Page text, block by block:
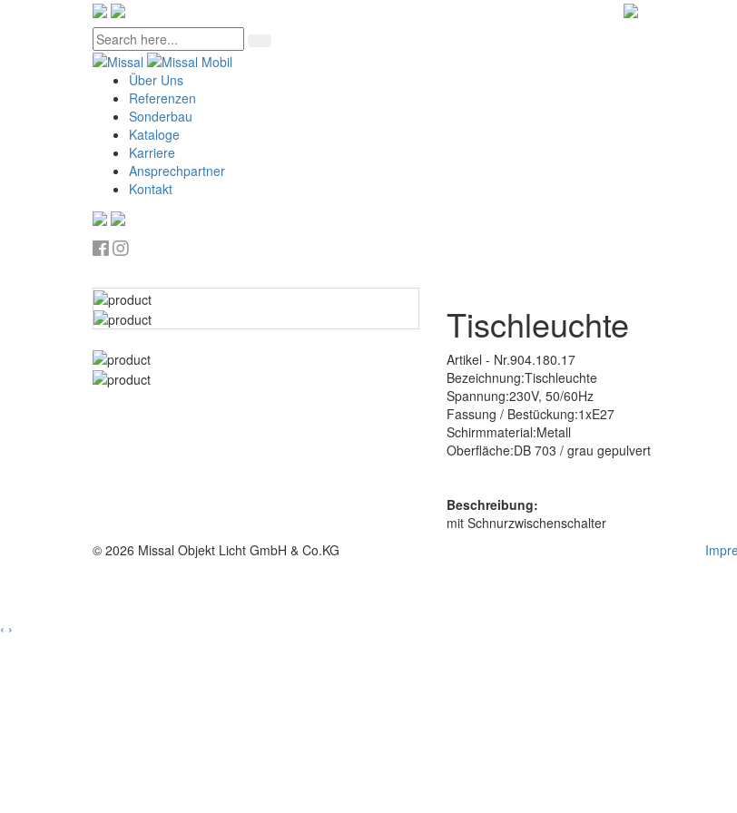
Über Uns
Referenzen
Sonderbau
Kataloge
Karriere
Ansprechpartner
Kontakt
Tischleuchte
Artikel - Nr.904.180.17
Bezeichnung:Tischleuchte
Spannung:230V, 50/60Hz
Fassung / Bestückung:1xE27
Schirmmaterial:Metall
Oberfläche:DB 703 / grau gepulvert
Beschreibung:
mit Schnurzwischenschalter
© 2026 Missal Objekt Licht GmbH & Co.KG
‹ ›